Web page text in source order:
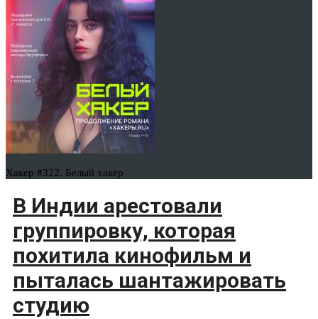
Хакер #322. Белый хакер
В Индии арестовали
группировку, которая
похитила кинофильм и
пыталась шантажировать
студию